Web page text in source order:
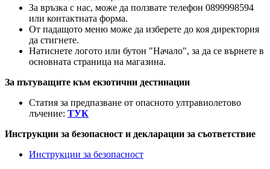
За връзка с нас, може да ползвате телефон 0899998594
или контактната форма.
От падащото меню може да изберете до коя директория
да стигнете.
Натиснете логото или бутон "Начало", за да се върнете в
основната страница на магазина.
За пътуващите към екзотични дестинации
Статия за предпазване от опасното ултравиолетово
лъчение: ТУК
Инструкции за безопасност и декларации за съответствие
Инструкции за безопасност